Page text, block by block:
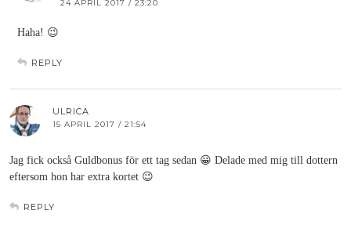
24 APRIL 2017 / 23:20
Haha! 😉
REPLY
ULRICA
15 APRIL 2017 / 21:54
Jag fick också Guldbonus för ett tag sedan 😀 Delade med mig till dottern
eftersom hon har extra kortet 😉
REPLY